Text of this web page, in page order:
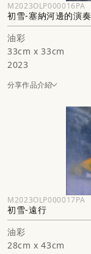
M2023OLP000016PA
初雪-塞納河邊的演奏
油彩
33cm x 33cm
2023
分享作品介紹
M2023OLP000017PA
初雪-遠行
油彩
28cm x 43cm